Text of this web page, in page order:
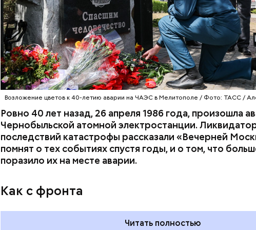
Возложение цветов к 40-летию аварии на ЧАЭС в Мелитополе / Фото: ТАСС /
Ровно 40 лет назад, 26 апреля 1986 года, произошла
Чернобыльской атомной электростанции.
последствий катастрофы рассказали «Вечерней
помнят о тех событиях спустя годы, и о том, что
поразило их на месте аварии.
Как с фронта
Читать полностью
Как рассказывает Житие, преподобный родился в
детства Николай проникся христианской религией и
решение посвятить свою жизнь Богу. Целыми днями
храме, а по вечерам молился и читал книги. Его дядя,
Патарский, видя такое усердие, сделал юношу чтецом,
возвел в сан священника. Все богатства, полученные в
родителей, Николай отдал на дела милосердия. Со
стал епископом в городе Мире. Он был страстным
христианства. Ему также приписывают разрушение
языческих храмов и чудеса, творимые силой молитвы.
лучше любого врача исцелял больных, обреченных на
воскрешал мертвых.